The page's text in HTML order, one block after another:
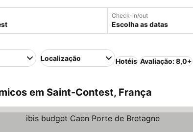
Check-in/out
Escolha as datas
Localização Hotéis Avaliação: 8,0+
em Saint-Contest, França